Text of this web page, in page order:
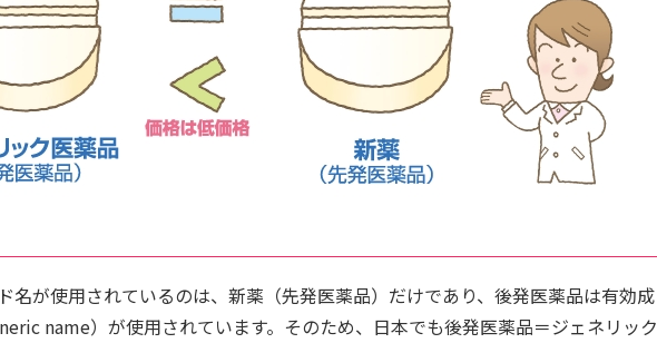
名が使用されているのは、新薬（先発医薬品）だけであり、後発医薬品は有効成
name）が使用されています。そのため、日本でも後発医薬品＝ジェネリック